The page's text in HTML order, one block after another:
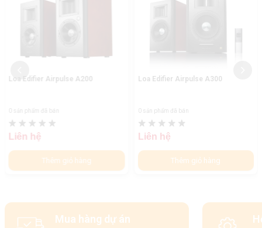
Loa Edifier Airpulse A200
0 sản phẩm đã bán
Liên hệ
Thêm giỏ hàng
Loa Edifier Airpulse A300
0 sản phẩm đã bán
Liên hệ
Thêm giỏ hàng
Mua hàng dự án